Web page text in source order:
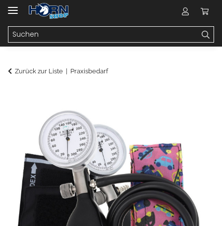
Zurück zur Liste Praxisbedarf